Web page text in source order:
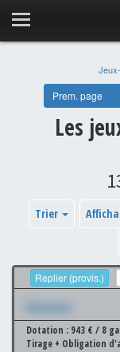
Prem. page
Les
Trier
Replier (provis.)
Xxxxxxx
Dotation : 943 € / 8
Tirage + Obligation